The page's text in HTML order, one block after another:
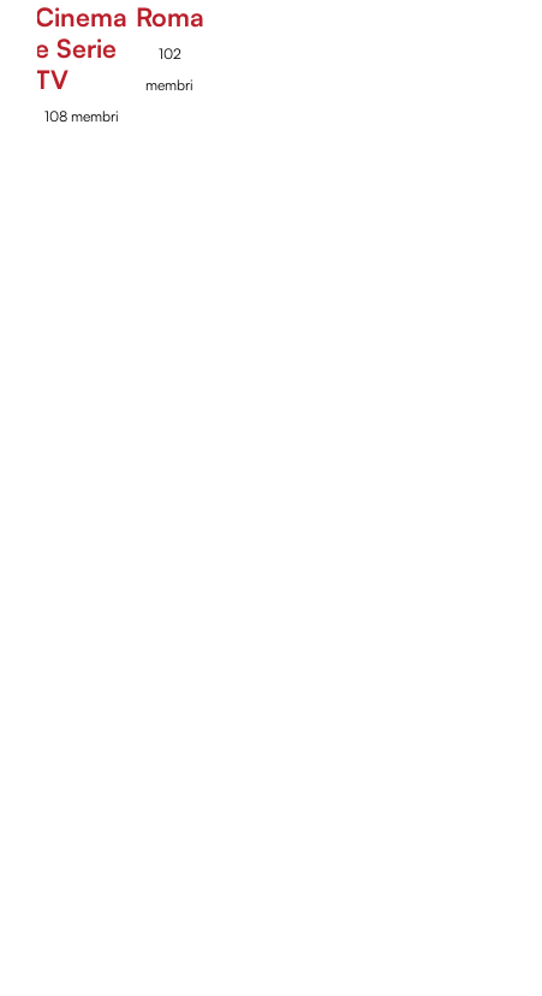
Cinema
e Serie
TV
108 membri
Roma
102
membri